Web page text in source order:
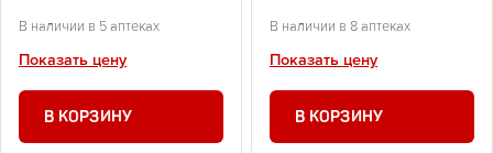
В наличии в 5 аптеках
Показать цену
В КОРЗИНУ
В наличии в 8 аптеках
Показать цену
В КОРЗИНУ